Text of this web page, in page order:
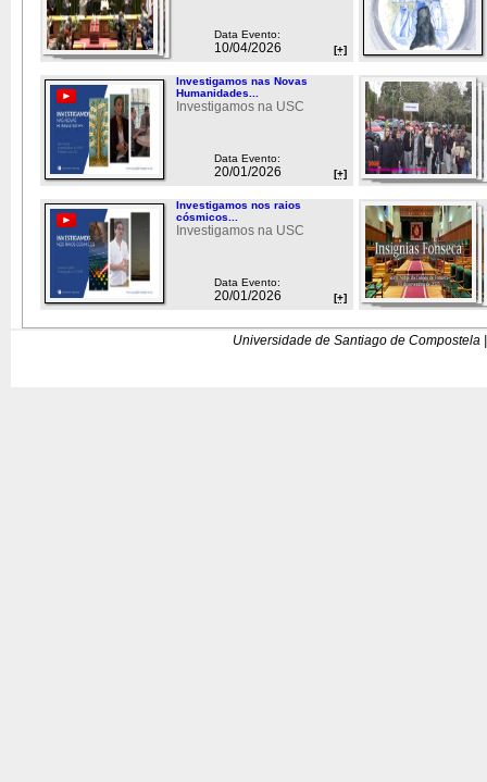
Data Evento:
10/04/2026 [+]
Investigamos nas Novas
Humanidades...
Investigamos na USC
Data Evento:
20/01/2026 [+]
Investigamos nos raios
cósmicos...
Investigamos na USC
Data Evento:
20/01/2026 [+]
Universidade de Santiago de